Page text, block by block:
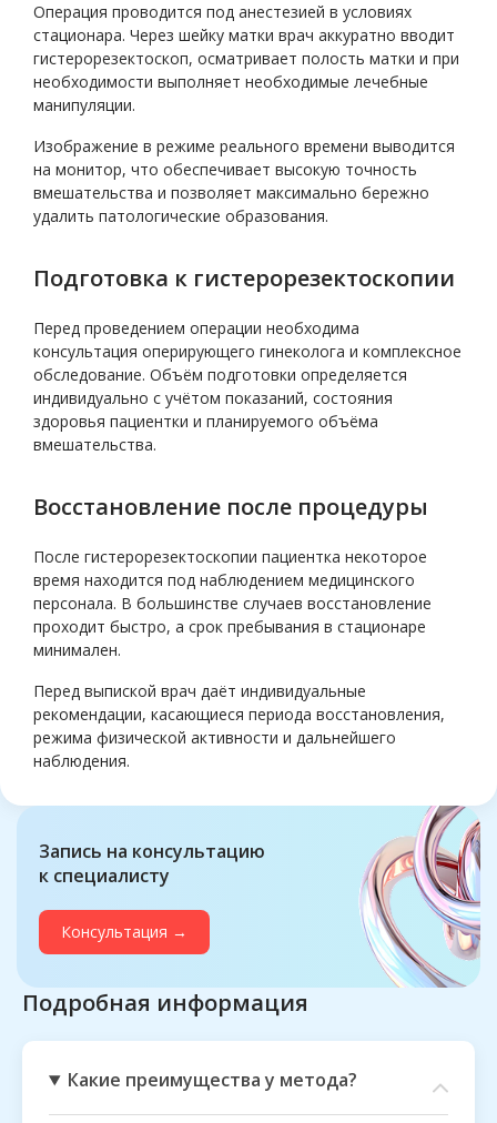
Операция проводится под анестезией в условиях
стационара. Через шейку матки врач аккуратно вводит
гистерорезектоскоп, осматривает полость матки и при
необходимости выполняет необходимые лечебные
манипуляции.
Изображение в режиме реального времени выводится
на монитор, что обеспечивает высокую точность
вмешательства и позволяет максимально бережно
удалить патологические образования.
Подготовка к гистерорезектоскопии
Перед проведением операции необходима
консультация оперирующего гинеколога и комплексное
обследование. Объём подготовки определяется
индивидуально с учётом показаний, состояния
здоровья пациентки и планируемого объёма
вмешательства.
Восстановление после процедуры
После гистерорезектоскопии пациентка некоторое
время находится под наблюдением медицинского
персонала. В большинстве случаев восстановление
проходит быстро, а срок пребывания в стационаре
минимален.
Перед выпиской врач даёт индивидуальные
рекомендации, касающиеся периода восстановления,
режима физической активности и дальнейшего
наблюдения.
Запись на консультацию
к специалисту
Консультация →
Подробная информация
Какие преимущества у метода?